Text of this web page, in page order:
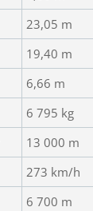
23,05 m
19,40 m
6,66 m
6 795 kg
13 000 m
273 km/h
6 700 m